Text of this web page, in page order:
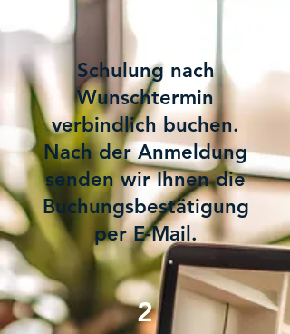
Schulung nach
Wunschtermin
verbindlich buchen.
Nach der Anmeldung
senden wir Ihnen die
Buchungsbestätigung
per E-Mail.
2